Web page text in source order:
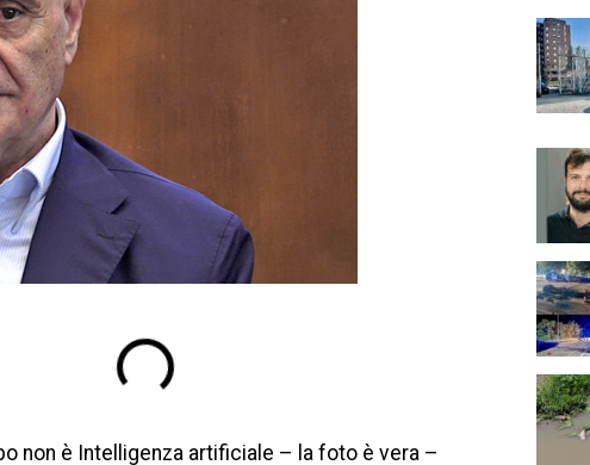
non è Intelligenza artificiale – la foto è vera –